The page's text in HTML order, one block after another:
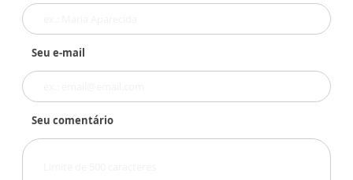
Seu e-mail
Seu comentário